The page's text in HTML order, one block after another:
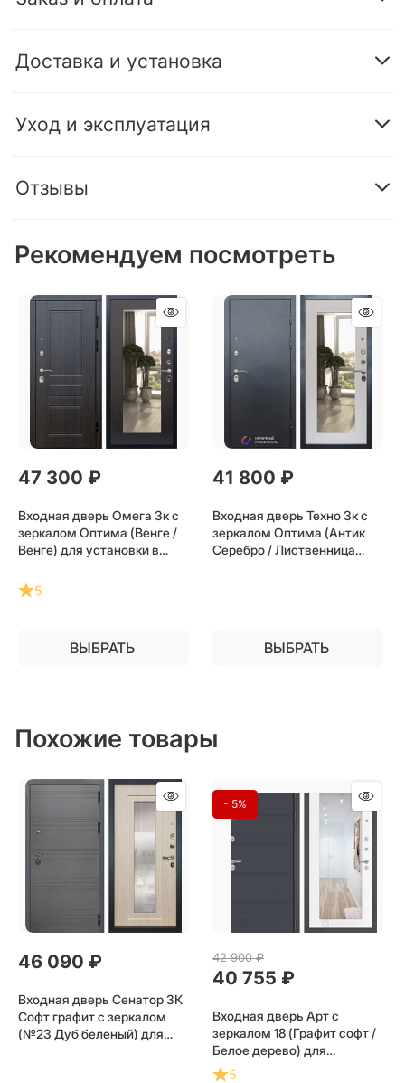
Доставка и установка
Уход и эксплуатация
Отзывы
Рекомендуем посмотреть
47 300 ₽
Входная дверь Омега 3к с
зеркалом Оптима (Венге /
Венге) для установки в
5
ВЫБРАТЬ
41 800 ₽
Входная дверь Техно 3к с
зеркалом Оптима (Антик
Серебро / Лиственница
ВЫБРАТЬ
Похожие товары
46 090 ₽
Входная дверь Сенатор 3К
Софт графит с зеркалом
(№23 Дуб беленый) для
- 5%
42 900 ₽
40 755 ₽
Входная дверь Арт с
зеркалом 18 (Графит софт /
Белое дерево) для
установки в квартиру
5